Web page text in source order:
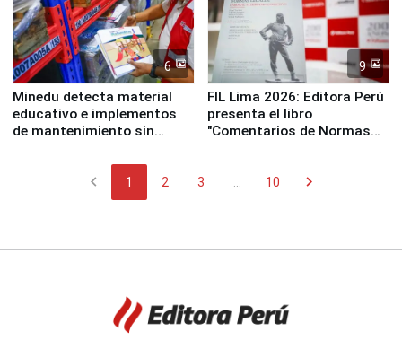
6
Minedu detecta material
educativo e implementos
de mantenimiento sin
9
FIL Lima 2026: Editora Perú
presenta el libro
"Comentarios de Normas
chevron_left 1 2 3 10 chevron_right